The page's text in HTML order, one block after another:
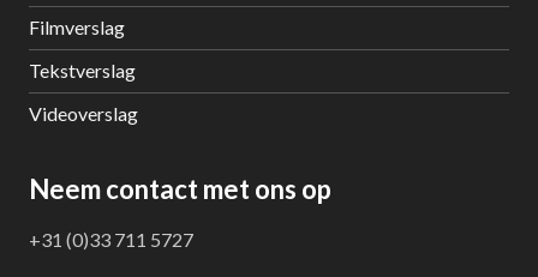
Filmverslag
Tekstverslag
Videoverslag
Neem contact met ons op
+31 (0)33 711 5727